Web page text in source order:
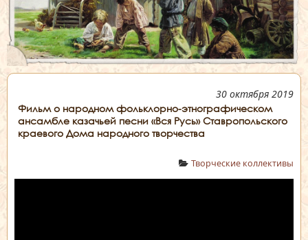
30 октября 2019
Фильм о народном фольклорно-этнографическом
ансамбле казачьей песни «Вся Русь» Ставропольского
краевого Дома народного творчества
Творческие коллективы